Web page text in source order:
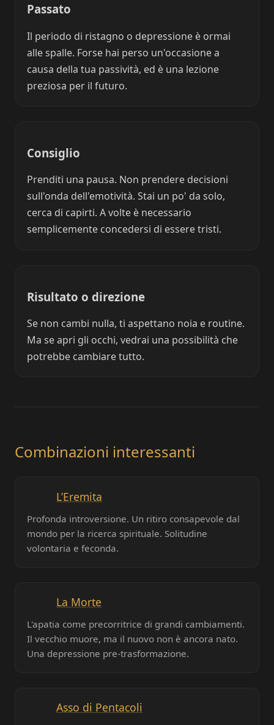
Passato
Il periodo di ristagno o depressione è ormai
alle spalle. Forse hai perso un'occasione a
causa della tua passività, ed è una lezione
preziosa per il futuro.
Consiglio
Prenditi una pausa. Non prendere decisioni
sull'onda dell'emotività. Stai un po' da solo,
cerca di capirti. A volte è necessario
semplicemente concedersi di essere tristi.
Risultato o direzione
Se non cambi nulla, ti aspettano noia e routine.
Ma se apri gli occhi, vedrai una possibilità che
potrebbe cambiare tutto.
Combinazioni interessanti
L’Eremita
Profonda introversione. Un ritiro consapevole dal
mondo per la ricerca spirituale. Solitudine
volontaria e feconda.
La Morte
L'apatia come precorritrice di grandi cambiamenti.
Il vecchio muore, ma il nuovo non è ancora nato.
Una depressione pre-trasformazione.
Asso di Pentacoli